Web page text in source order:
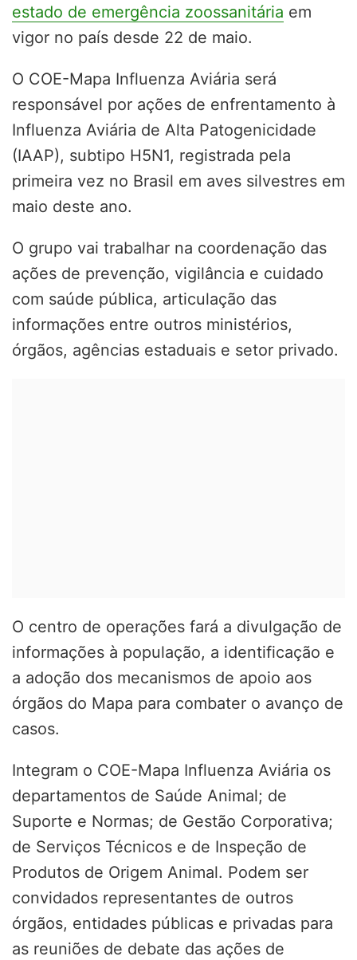
estado de emergência zoossanitária em
vigor no país desde 22 de maio.
O COE-Mapa Influenza Aviária será
responsável por ações de enfrentamento à
Influenza Aviária de Alta Patogenicidade
(IAAP), subtipo H5N1, registrada pela
primeira vez no Brasil em aves silvestres em
maio deste ano.
O grupo vai trabalhar na coordenação das
ações de prevenção, vigilância e cuidado
com saúde pública, articulação das
informações entre outros ministérios,
órgãos, agências estaduais e setor privado.
O centro de operações fará a divulgação de
informações à população, a identificação e
a adoção dos mecanismos de apoio aos
órgãos do Mapa para combater o avanço de
casos.
Integram o COE-Mapa Influenza Aviária os
departamentos de Saúde Animal; de
Suporte e Normas; de Gestão Corporativa;
de Serviços Técnicos e de Inspeção de
Produtos de Origem Animal. Podem ser
convidados representantes de outros
órgãos, entidades públicas e privadas para
as reuniões de debate das ações de